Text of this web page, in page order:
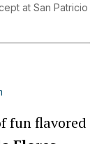
at San Patricio
fun flavored